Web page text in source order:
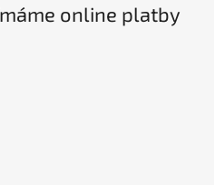
online platby